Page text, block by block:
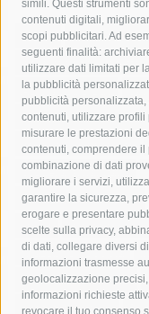
simili. Questi strumenti
contenuti digitali,
scopi pubblicitari. Ad
seguenti finalità:
utilizzare dati limitati per
la pubblicità
pubblicità
contenuti, utilizzare profili
misurare le prestazioni
contenuti, comprendere
combinazione di dati
migliorare i servizi,
garantire la sicurezza,
erogare e presentare
scelte sulla privacy,
di dati, collegare diversi
informazioni trasmesse
geolocalizzazione
informazioni richieste
revocare il tuo consenso
acqua allerta meteo
area marina protetta
Asl Napoli 3 sud
castellammare di
comune di sorrento
costiera amalfitana
fondazione sorrento
lavori
lorenzo
massimo coppola
penisola sorrentina
protezione civile